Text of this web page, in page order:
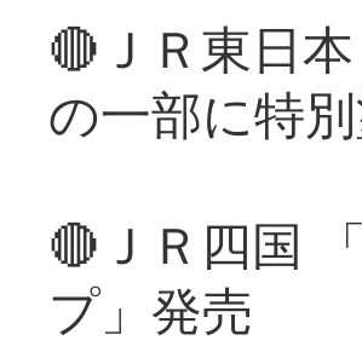
🔴ＪＲ東日
の一部に特
🔴ＪＲ四国
プ」発売